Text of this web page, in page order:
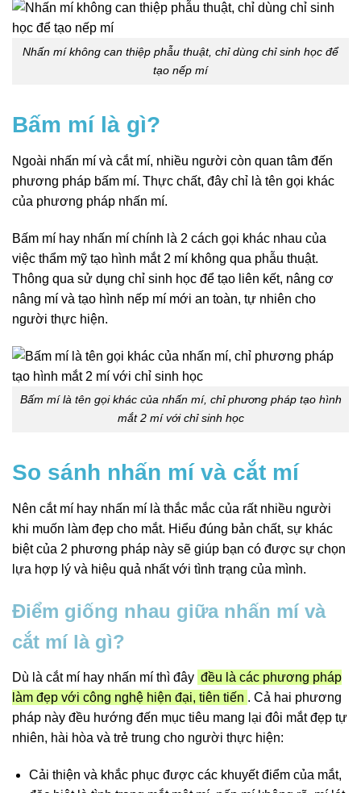
Nhấn mí không can thiệp phẫu thuật, chỉ dùng chỉ sinh học để
tạo nếp mí
Bấm mí là gì?
Ngoài nhấn mí và cắt mí, nhiều người còn quan tâm đến
phương pháp bấm mí. Thực chất, đây chỉ là tên gọi khác
của phương pháp nhấn mí.
Bấm mí hay nhấn mí chính là 2 cách gọi khác nhau của
việc thẩm mỹ tạo hình mắt 2 mí không qua phẫu thuật.
Thông qua sử dụng chỉ sinh học để tạo liên kết, nâng cơ
nâng mí và tạo hình nếp mí mới an toàn, tự nhiên cho
người thực hiện.
Bấm mí là tên gọi khác của nhấn mí, chỉ phương pháp tạo hình
mắt 2 mí với chỉ sinh học
So sánh nhấn mí và cắt mí
Nên cắt mí hay nhấn mí là thắc mắc của rất nhiều người
khi muốn làm đẹp cho mắt. Hiểu đúng bản chất, sự khác
biệt của 2 phương pháp này sẽ giúp bạn có được sự chọn
lựa hợp lý và hiệu quả nhất với tình trạng của mình.
Điểm giống nhau giữa nhấn mí và
cắt mí là gì?
Dù là cắt mí hay nhấn mí thì đây đều là các phương pháp
làm đẹp với công nghệ hiện đại, tiên tiến . Cả hai phương
pháp này đều hướng đến mục tiêu mang lại đôi mắt đẹp tự
nhiên, hài hòa và trẻ trung cho người thực hiện:
Cải thiện và khắc phục được các khuyết điểm của mắt,